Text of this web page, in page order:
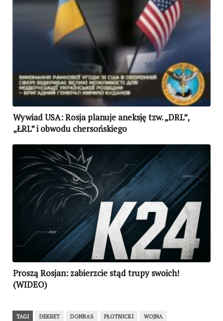
Wywiad USA: Rosja planuje aneksję tzw. „DRL”,
„ŁRL” i obwodu chersońskiego
Proszą Rosjan: zabierzcie stąd trupy swoich!
(WIDEO)
TAGI DEKRET DONBAS PŁOTNICKI
WOJNA